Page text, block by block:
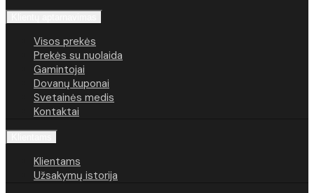
Visos prekės
Prekės su nuolaida
Gamintojai
Dovanų kuponai
Svetainės medis
Kontaktai
Klientams
Užsakymų istorija